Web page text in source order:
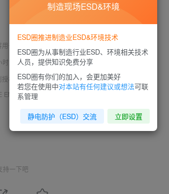
于商业或者非法用途，否则，后果请用户自负。
之内，从您的电脑中彻底删除上述内容。
权。如有侵权请邮件与我们联系处理。
持一下吧
制造现场ESD&环境
ESD圈推进制造业ESD&环境技术
ESD圈为从事制造行业ESD、环境相关技术
人员，提供知识免费分享
ESD圈有你们的加入，会更加美好
若您在使用中对本站有任何建议或想法可联
系管理
静电防护（ESD）交流 立即设置